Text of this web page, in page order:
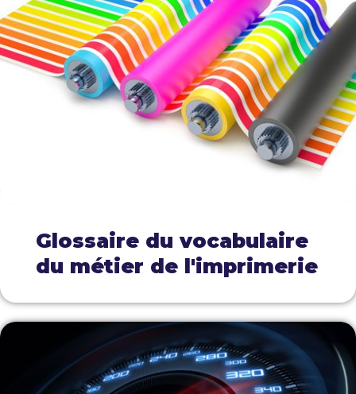
Glossaire du vocabulaire
du métier de l'imprimerie